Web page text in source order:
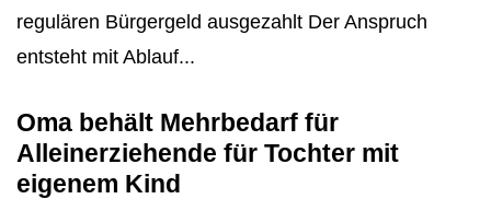
regulären Bürgergeld ausgezahlt Der Anspruch
entsteht mit Ablauf...
Oma behält Mehrbedarf für
Alleinerziehende für Tochter mit
eigenem Kind